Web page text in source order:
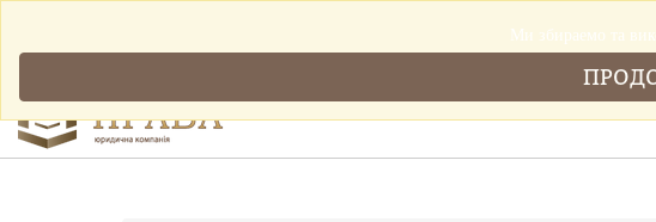
Головна
Ми збираемо та